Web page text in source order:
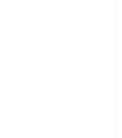
5 hvězdiček.
5 hvězdiček.